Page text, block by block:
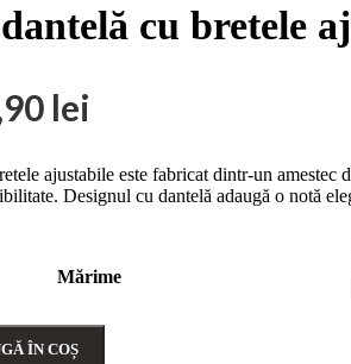
fost:
139,90
cu bretele
lei.
lei
este:
ajustabile este fabricat dintr-un
Designul cu dantelă adaugă o notă
Mărime
cu bretele ajustabile - Belinay 6025
ÎN COȘ